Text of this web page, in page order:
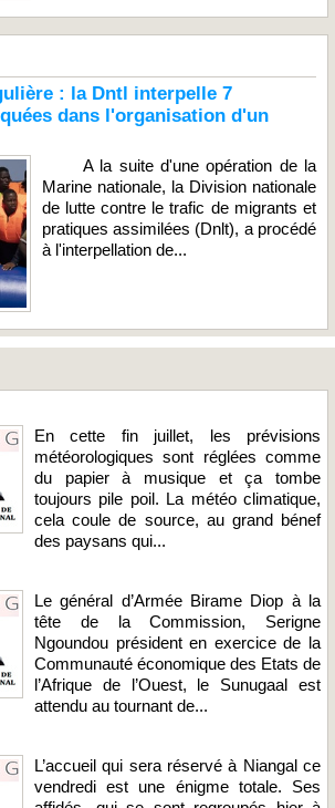
: la Dntl interpelle 7
dans l'organisation d'un
A la suite d'une opération de la
Marine nationale, la Division nationale
de lutte contre le trafic de migrants et
pratiques assimilées (Dnlt), a procédé
à l'interpellation de...
En cette fin juillet, les prévisions
météorologiques sont réglées comme
du papier à musique et ça tombe
toujours pile poil. La météo climatique,
cela coule de source, au grand bénef
des paysans qui...
Le général d’Armée Birame Diop à la
tête de la Commission, Serigne
Ngoundou président en exercice de la
Communauté économique des Etats de
l’Afrique de l’Ouest, le Sunugaal est
attendu au tournant de...
L’accueil qui sera réservé à Niangal ce
vendredi est une énigme totale. Ses